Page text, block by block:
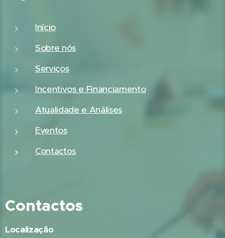
Início
Sobre nós
Serviços
Incentivos e Financiamento
Atualidade e Análises
Eventos
Contactos
Contactos
Localização